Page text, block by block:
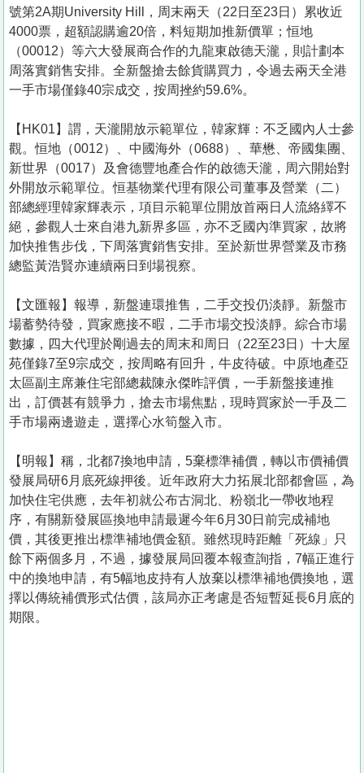
號第2A期University Hill，周末兩天（22日至23日）累收近
4000票，超額認購逾20倍，料短期加推新價單；恒地
（00012）等六大發展商合作的九龍東啟德天瀧，則計劃本
周落實銷售安排。全新盤搶去餘貨購買力，令過去兩天全港
一手市場僅錄40宗成交，按周挫約59.6%。
【HK01】謂，天瀧開放示範單位，韓家輝：不乏國內人士參
觀。恒地（0012）、中國海外（0688）、華懋、帝國集團、
新世界（0017）及會德豐地產合作的啟德天瀧，周六開始對
外開放示範單位。恒基物業代理有限公司董事及營業（二）
部總經理韓家輝表示，項目示範單位開放首兩日人流絡繹不
絕，參觀人士來自港九新界多區，亦不乏國內準買家，故將
加快推售步伐，下周落實銷售安排。至於新世界營業及市務
總監黃浩賢亦連續兩日到場視察。
【文匯報】報導，新盤連環推售，二手交投仍淡靜。新盤市
場蓄勢待發，買家應接不暇，二手市場交投淡靜。綜合市場
數據，四大代理於剛過去的周末和周日（22至23日）十大屋
苑僅錄7至9宗成交，按周略有回升，牛皮待破。中原地產亞
太區副主席兼住宅部總裁陳永傑昨評價，一手新盤接連推
出，訂價甚有競爭力，搶去市場焦點，現時買家於一手及二
手市場兩邊遊走，選擇心水筍盤入市。
【明報】稱，北都7換地申請，5棄標準補價，轉以市價補價
發展局研6月底死線押後。近年政府大力拓展北部都會區，為
加快住宅供應，去年初就公布古洞北、粉嶺北一帶收地程
序，有關新發展區換地申請最遲今年6月30日前完成補地
價，其後更推出標準補地價金額。雖然現時距離「死線」只
餘下兩個多月，不過，據發展局回覆本報查詢指，7幅正進行
中的換地申請，有5幅地皮持有人放棄以標準補地價換地，選
擇以傳統補價形式估價，該局亦正考慮是否短暫延長6月底的
期限。